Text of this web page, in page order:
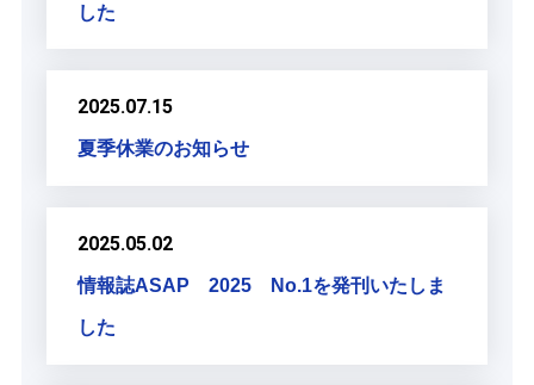
した
2025.07.15
夏季休業のお知らせ
2025.05.02
情報誌ASAP 2025 No.1を発刊いたしま
した